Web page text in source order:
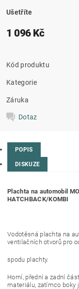
Ušetříte
1 096 Kč
Kód produktu
Kategorie
Záruka
Dotaz
POPIS
DISKUZE
Plachta na automobil
HATCHBACK/KOMBI
Vodotěsná plachta na
ventilačních otvorů pro
spodu plachty.
Horní, přední a zadní
materiálu, zatímco boky